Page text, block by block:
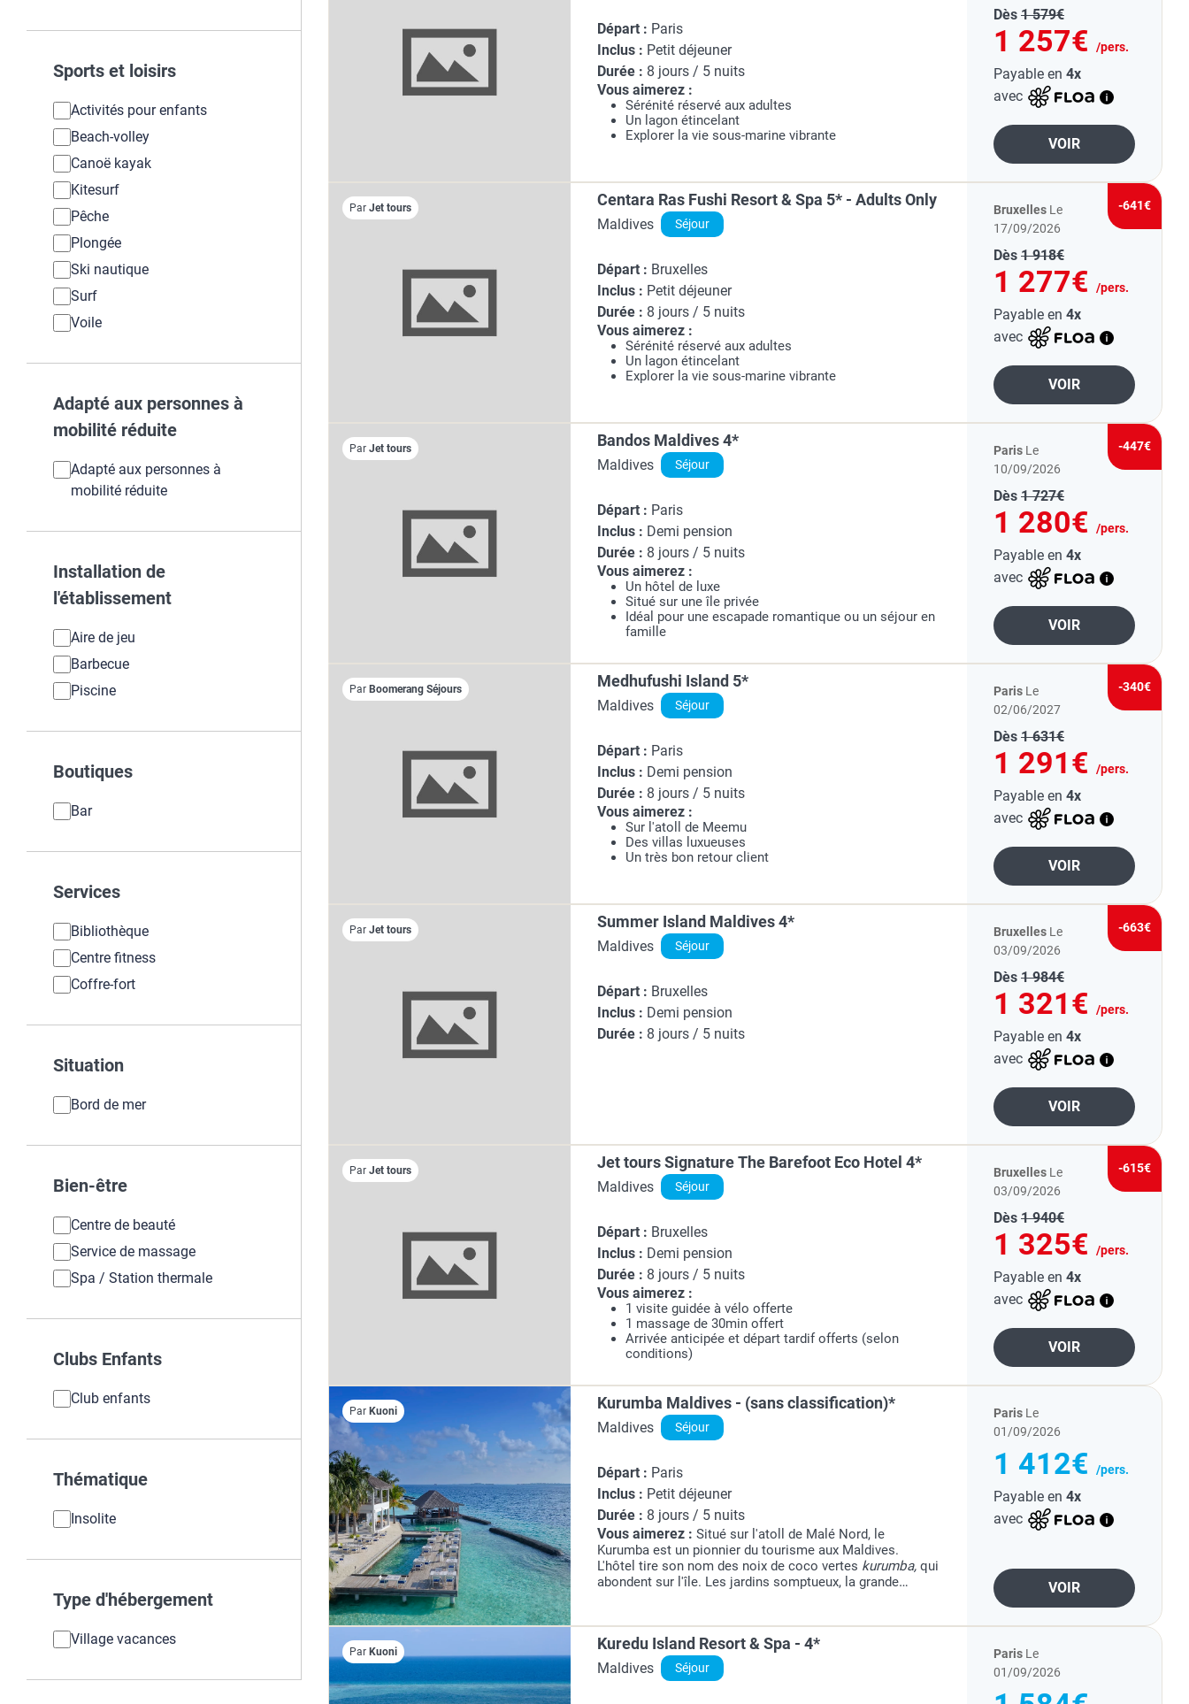
Sports et loisirs
Activités pour enfants
Beach-volley
Canoë kayak
Kitesurf
Pêche
Plongée
Ski nautique
Surf
Voile
Adapté aux personnes à
mobilité réduite
Adapté aux personnes à
mobilité réduite
Installation de
l'établissement
Aire de jeu
Barbecue
Piscine
Boutiques
Bar
Services
Bibliothèque
Centre fitness
Coffre-fort
Situation
Bord de mer
Bien-être
Centre de beauté
Service de massage
Spa / Station thermale
Clubs Enfants
Club enfants
Thématique
Insolite
Type d'hébergement
Village vacances
Départ : Paris
Inclus : Petit déjeuner
Durée : 8 jours / 5 nuits
Vous aimerez :
Sérénité réservé aux adultes
Un lagon étincelant
Explorer la vie sous-marine vibrante
Dès 1 579€
1 257€ /pers.
Payable en 4x
avec
VOIR
Par Jet tours Centara Ras Fushi Resort & Spa 5* - Adults Only
Maldives Séjour
Départ : Bruxelles
Inclus : Petit déjeuner
Durée : 8 jours / 5 nuits
Vous aimerez :
Sérénité réservé aux adultes
Un lagon étincelant
Explorer la vie sous-marine vibrante
Bruxelles Le
17/09/2026
Dès 1 918€
1 277€ /pers.
-641€
Payable en 4x
avec
VOIR
Par Jet tours Bandos Maldives 4*
Maldives Séjour
Départ : Paris
Inclus : Demi pension
Durée : 8 jours / 5 nuits
Vous aimerez :
Un hôtel de luxe
Situé sur une île privée
Idéal pour une escapade romantique ou un séjour en
famille
Paris Le
10/09/2026
Dès 1 727€
1 280€ /pers.
-447€
Payable en 4x
avec
VOIR
Par Boomerang Séjours Medhufushi Island 5*
Maldives Séjour
Départ : Paris
Inclus : Demi pension
Durée : 8 jours / 5 nuits
Vous aimerez :
Sur l'atoll de Meemu
Des villas luxueuses
Un très bon retour client
Paris Le
02/06/2027
Dès 1 631€
1 291€ /pers.
-340€
Payable en 4x
avec
VOIR
Par Jet tours Summer Island Maldives 4*
Maldives Séjour
Départ : Bruxelles
Inclus : Demi pension
Durée : 8 jours / 5 nuits
Bruxelles Le
03/09/2026
Dès 1 984€
1 321€ /pers.
-663€
Payable en 4x
avec
VOIR
Par Jet tours Jet tours Signature The Barefoot Eco Hotel 4*
Maldives Séjour
Départ : Bruxelles
Inclus : Demi pension
Durée : 8 jours / 5 nuits
Vous aimerez :
1 visite guidée à vélo offerte
1 massage de 30min offert
Arrivée anticipée et départ tardif offerts (selon
conditions)
Bruxelles Le
03/09/2026
Dès 1 940€
1 325€ /pers.
-615€
Payable en 4x
avec
VOIR
Par Kuoni Kurumba Maldives - (sans classification)*
Maldives Séjour
Départ : Paris
Inclus : Petit déjeuner
Durée : 8 jours / 5 nuits
Vous aimerez : Situé sur l'atoll de Malé Nord, le
Kurumba est un pionnier du tourisme aux Maldives.
L'hôtel tire son nom des noix de coco vertes kurumba, qui
abondent sur l'île. Les jardins somptueux, la grande
Paris Le
01/09/2026
1 412€ /pers.
Payable en 4x
avec
VOIR
Par Kuoni Kuredu Island Resort & Spa - 4*
Maldives Séjour
Paris Le
01/09/2026